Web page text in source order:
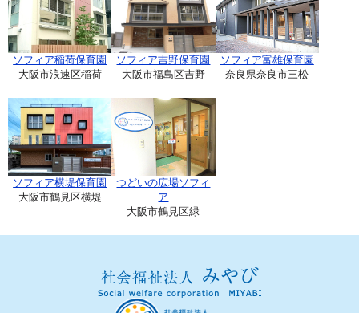
ソフィア稲荷保育園
大阪市浪速区稲荷
ソフィア吉野保育園
大阪市福島区吉野
ソフィア富雄保育園
奈良県奈良市三松
ソフィア横堤保育園
大阪市鶴見区横堤
つどいの広場ソフィ
ア
大阪市鶴見区緑